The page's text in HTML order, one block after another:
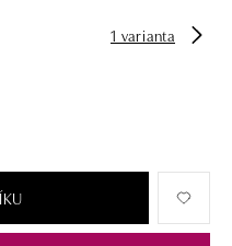
1 varianta